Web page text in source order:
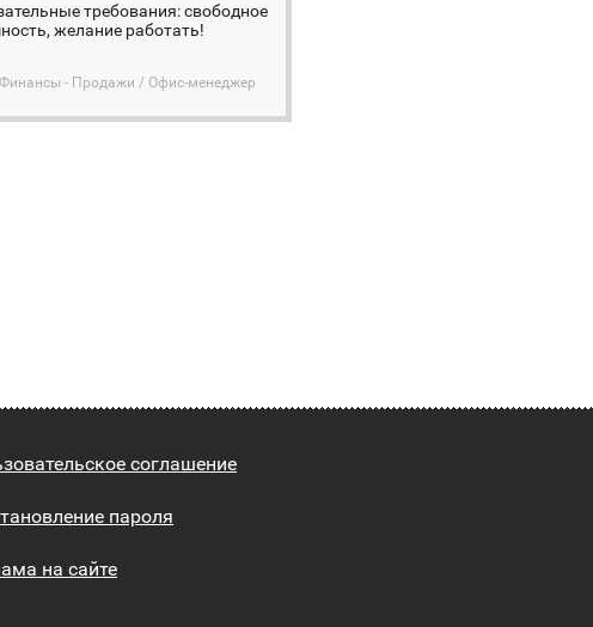
требования: свободное
желание работать!
Финансы - Продажи / Офис-менеджер
соглашение
пароля
на сайте